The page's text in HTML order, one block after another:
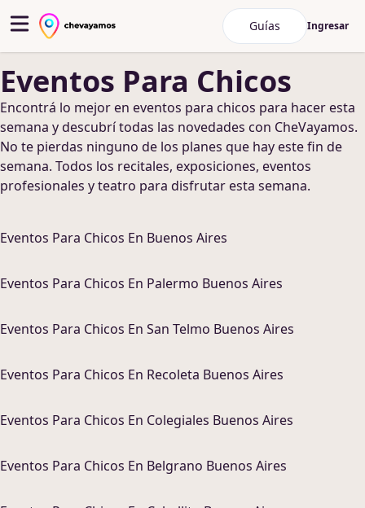
Guías Ingresar
Eventos Para Chicos
Encontrá lo mejor en eventos para chicos para hacer esta
semana y descubrí todas las novedades con CheVayamos.
No te pierdas ninguno de los planes que hay este fin de
semana. Todos los recitales, exposiciones, eventos
profesionales y teatro para disfrutar esta semana.
Eventos Para Chicos En Buenos Aires
Eventos Para Chicos En Palermo Buenos Aires
Eventos Para Chicos En San Telmo Buenos Aires
Eventos Para Chicos En Recoleta Buenos Aires
Eventos Para Chicos En Colegiales Buenos Aires
Eventos Para Chicos En Belgrano Buenos Aires